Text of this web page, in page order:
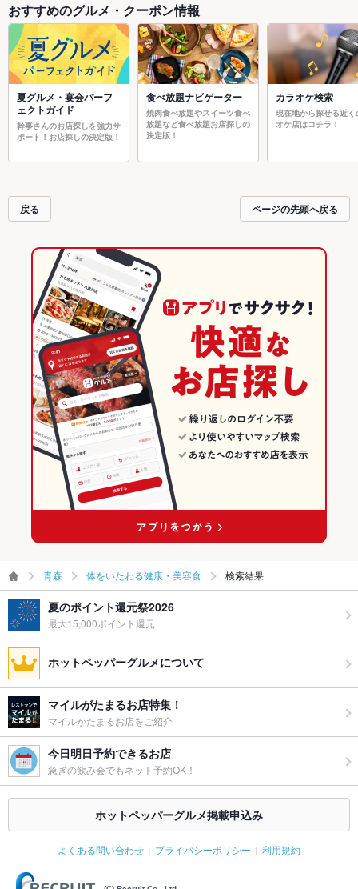
おすすめのグルメ・クーポン情報
夏グルメ・宴会パーフ
ェクトガイド
幹事さんのお店探しを強力サ
ポート！お店探しの決定版！
食べ放題ナビゲーター
焼肉食べ放題やスイーツ食べ
放題など食べ放題お店探しの
決定版！
カラオケ検索
現在地から探せる近く
オケ店はコチラ！
戻る ページの先頭へ戻る
青森 体をいたわる健康・美容食 検索結果
夏のポイント還元祭2026
最大15,000ポイント還元
ホットペッパーグルメについて
マイルがたまるお店特集！
マイルがたまるお店をご紹介
今日明日予約できるお店
急ぎの飲み会でもネット予約OK！
ホットペッパーグルメ掲載申込み
よくある問い合わせ プライバシーポリシー 利用規約